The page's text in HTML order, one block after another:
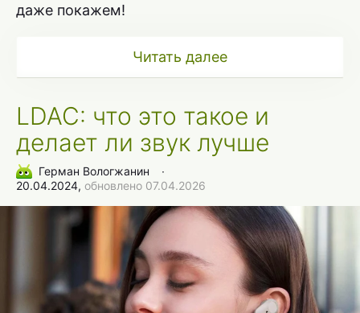
даже покажем!
Читать далее
LDAC: что это такое и
делает ли звук лучше
Герман Вологжанин
∙
20.04.2024, обновлено 07.04.2026